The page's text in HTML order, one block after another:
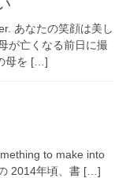
あなたの笑顔は美し
が亡くなる前日に撮
母を […]
to make into
2014年頃、書 […]